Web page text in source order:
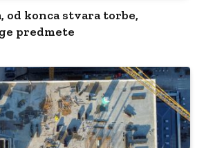
od konca stvara torbe,
predmete